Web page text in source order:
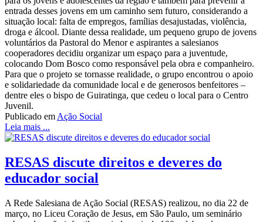
entrada desses jovens em um caminho sem futuro, considerando a
situação local: falta de empregos, famílias desajustadas, violência,
droga e álcool. Diante dessa realidade, um pequeno grupo de jovens
voluntários da Pastoral do Menor e aspirantes a salesianos
cooperadores decidiu organizar um espaço para a juventude,
colocando Dom Bosco como responsável pela obra e companheiro.
Para que o projeto se tornasse realidade, o grupo encontrou o apoio
e solidariedade da comunidade local e de generosos benfeitores –
dentre eles o bispo de Guiratinga, que cedeu o local para o Centro
Juvenil.
Publicado em Ação Social
Leia mais ...
RESAS discute direitos e deveres do
educador social
A Rede Salesiana de Ação Social (RESAS) realizou, no dia 22 de
março, no Liceu Coração de Jesus, em São Paulo, um seminário